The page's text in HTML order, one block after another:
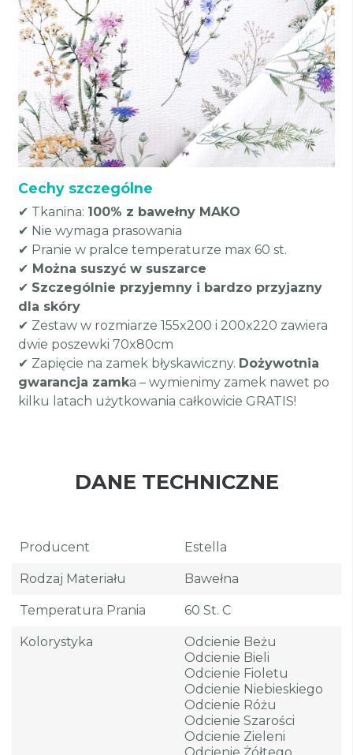
Cechy szczególne
✔ Tkanina: 100% z bawełny MAKO
✔ Nie wymaga prasowania
✔ Pranie w pralce temperaturze max 60 st.
✔ Można suszyć w suszarce
✔ Szczególnie przyjemny i bardzo przyjazny
dla skóry
✔ Zestaw w rozmiarze 155x200 i 200x220 zawiera
dwie poszewki 70x80cm
✔ Zapięcie na zamek błyskawiczny. Dożywotnia
gwarancja zamka – wymienimy zamek nawet po
kilku latach użytkowania całkowicie GRATIS!
DANE TECHNICZNE
Producent Estella
Rodzaj Materiału Bawełna
Temperatura Prania 60 St. C
Kolorystyka
Odcienie Beżu
Odcienie Bieli
Odcienie Fioletu
Odcienie Niebieskiego
Odcienie Różu
Odcienie Szarości
Odcienie Zieleni